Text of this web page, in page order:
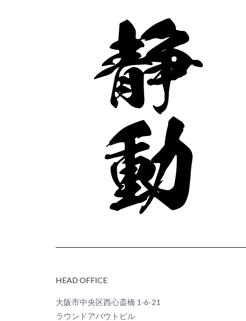
HEAD OFFICE
大阪市中央区西心斎橋 1-6-21
ラウンドアバウトビル